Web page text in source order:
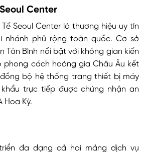
Center
Seoul Center là thương hiệu uy tín
nhánh phủ rộng toàn quốc. Cơ sở
Tân Bình nổi bật với không gian kiến
phong cách hoàng gia Châu Âu kết
bộ hệ thống trang thiết bị máy
trực tiếp được chứng nhận an
Hoa Kỳ.
đa dạng cả hai mảng dịch vụ